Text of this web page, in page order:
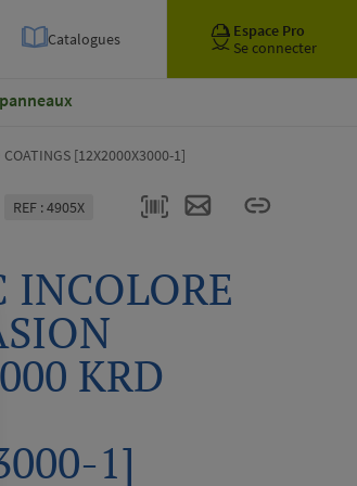
Catalogues
Espace Pro
Se connecter
[12X2000X3000-1]
REF : 4905X
INCOLORE
KRD
1]